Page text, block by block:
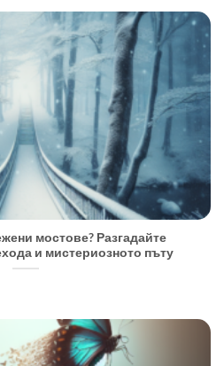
мостове? Разгадайте
и мистериозното пъту